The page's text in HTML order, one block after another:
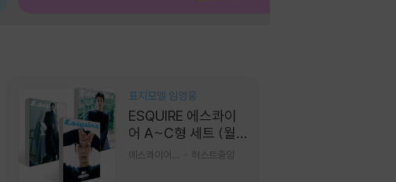
표지모델 임영웅
ESQUIRE 에스콰이
어 A~C형 세트 (월
간) : 9월 [2026]
허스트중앙